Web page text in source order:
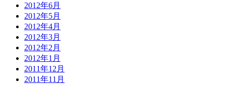
2012年6月
2012年5月
2012年4月
2012年3月
2012年2月
2012年1月
2011年12月
2011年11月